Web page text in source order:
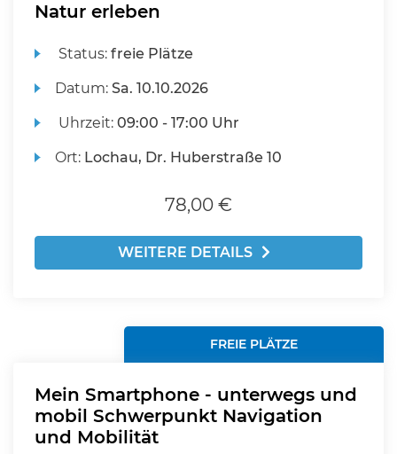
Natur erleben
Status:freie Plätze
Datum:Sa. 10.10.2026
Uhrzeit:09:00 - 17:00 Uhr
Ort: Lochau, Dr. Huberstraße 10
78,00 €
WEITERE DETAILS
FREIE PLÄTZE
Mein Smartphone - unterwegs und
mobil Schwerpunkt Navigation
und Mobilität